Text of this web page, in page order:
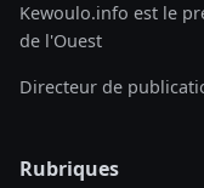
Kewoulo.info est le
de l'Ouest
Directeur de
Rubriques